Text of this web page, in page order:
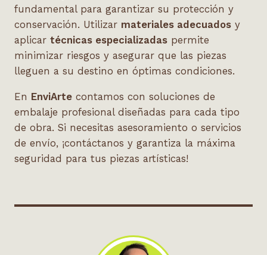
fundamental para garantizar su protección y
conservación. Utilizar materiales adecuadosy
aplicar técnicas especializadaspermite
minimizar riesgos y asegurar que las piezas
lleguen a su destino en óptimas condiciones.
En EnviArtecontamos con soluciones de
embalaje profesional diseñadas para cada tipo
de obra. Si necesitas asesoramiento o servicios
de envío, ¡contáctanos y garantiza la máxima
seguridad para tus piezas artísticas!